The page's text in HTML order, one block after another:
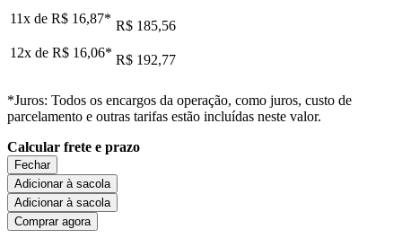
11x de R$ 16,87* R$ 185,56
12x de R$ 16,06* R$ 192,77
*Juros: Todos os encargos da operação, como juros, custo de
parcelamento e outras tarifas estão incluídas neste valor.
Calcular frete e prazo
Fechar
Adicionar à sacola
Adicionar à sacola
Comprar agora